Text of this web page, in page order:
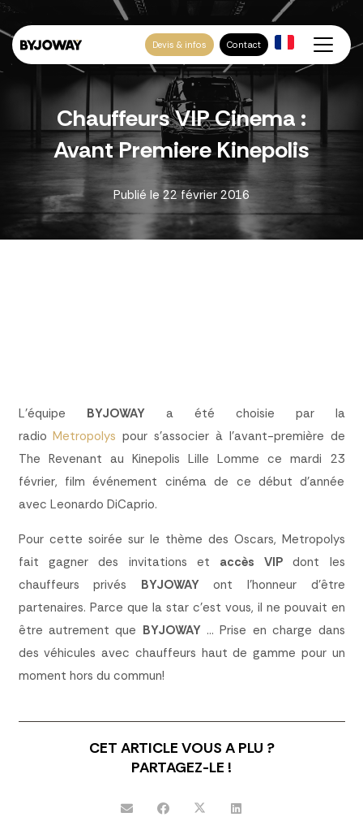
Devis & infos Contact
Chauffeurs VIP Cinema :
Avant Premiere Kinepolis
Publié le 22 février 2016
L’équipe BYJOWAYa été choisie par la
radioMetropolys pour s’associer à l’avant-première de
The Revenant au Kinepolis Lille Lomme ce mardi 23
février, film événement cinéma de ce début d’année
avec Leonardo DiCaprio.
Pour cette soirée sur le thème des Oscars, Metropolys
fait gagner des invitations et accès VIPdont les
chauffeurs privés BYJOWAYont l’honneur d’être
partenaires. Parce que la star c’est vous, il ne pouvait en
être autrement que BYJOWAY… Prise en charge dans
des véhicules avec chauffeurs haut de gamme pour un
moment hors du commun!
CET ARTICLE VOUS A PLU ?
PARTAGEZ-LE !